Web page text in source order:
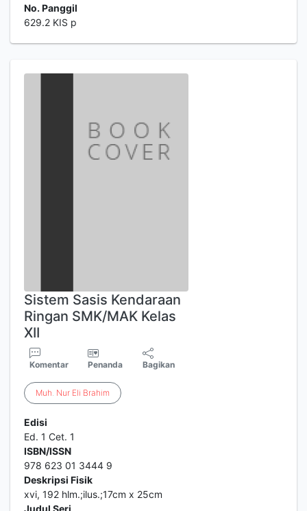
No. Panggil
629.2 KIS p
Sistem Sasis Kendaraan
Ringan SMK/MAK Kelas
XII
Komentar Penanda Bagikan
Muh. Nur Eli Brahim
Edisi
Ed. 1 Cet. 1
ISBN/ISSN
978 623 01 3444 9
Deskripsi Fisik
xvi, 192 hlm.;ilus.;17cm x 25cm
Judul Seri